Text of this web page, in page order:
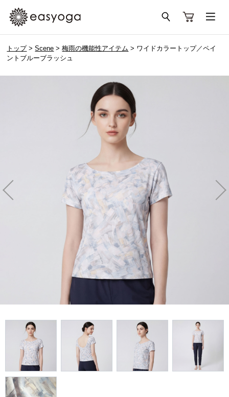
トップ>Scene >梅雨の機能性アイテム > ワイドカラートップ／ペイ
ントブルーブラッシュ